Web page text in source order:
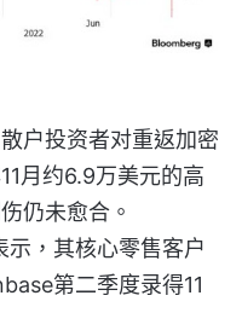
户投资者对重返加密
月约6.9万美元的高
仍未愈合。
，其核心零售客户
第二季度录得11